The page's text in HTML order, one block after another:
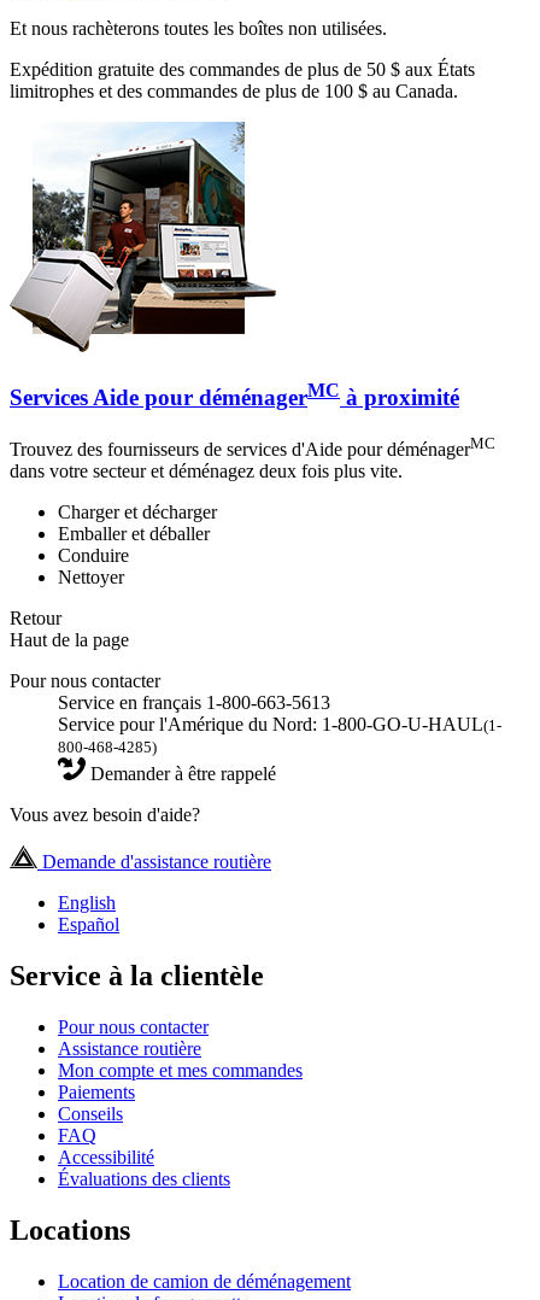
Et nous rachèterons toutes les boîtes non utilisées.
Expédition gratuite des commandes de plus de 50 $ aux États
limitrophes et des commandes de plus de 100 $ au Canada.
Services Aide pour déménagerMC à proximité
Trouvez des fournisseurs de services d'Aide pour déménagerMC
dans votre secteur et déménagez deux fois plus vite.
Charger et décharger
Emballer et déballer
Conduire
Nettoyer
Retour
Haut de la page
Pour nous contacter
Service en français 1-800-663-5613
Service pour l'Amérique du Nord: 1-800-GO-U-HAUL(1-
800-468-4285)
Demander à être rappelé
Vous avez besoin d'aide?
Demande d'assistance routière
English
Español
Service à la clientèle
Pour nous contacter
Assistance routière
Mon compte et mes commandes
Paiements
Conseils
FAQ
Accessibilité
Évaluations des clients
Locations
Location de camion de déménagement